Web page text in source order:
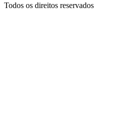
Todos os direitos reservados